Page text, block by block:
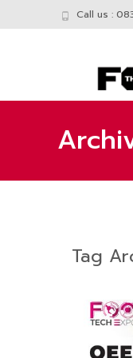
Call us :
Tag